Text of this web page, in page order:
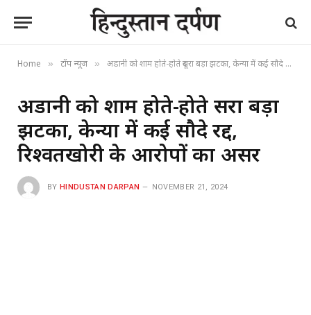
Home » टॉप न्यूज » अडानी को शाम होते-होते दूसरा बड़ा झटका, केन्या में कई सौदे रद्द, रिश्‍वतखोरी के आरोपों का असर
अडानी को शाम होते-होते दूसरा बड़ा
झटका, केन्या में कई सौदे रद्द,
रिश्‍वतखोरी के आरोपों का असर
BY HINDUSTAN DARPAN NOVEMBER 21, 2024